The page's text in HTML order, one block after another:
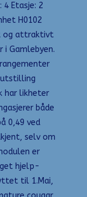
Etasje: 2
H0102
og attraktivt
Gamlebyen.
utstilling
har likheter
både
0,49 ved
selv om
er
hjelp-
til 1.Mai,